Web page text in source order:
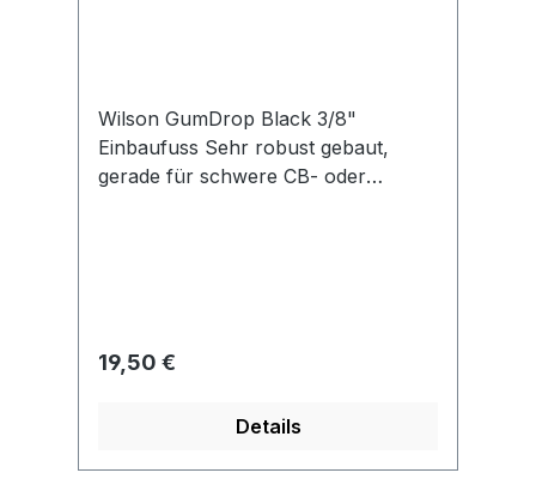
Wilson GumDrop Black 3/8"
Einbaufuss Sehr robust gebaut,
gerade für schwere CB- oder
Anschlussleitung genutzt werden.
Regulärer Preis:
19,50 €
Details